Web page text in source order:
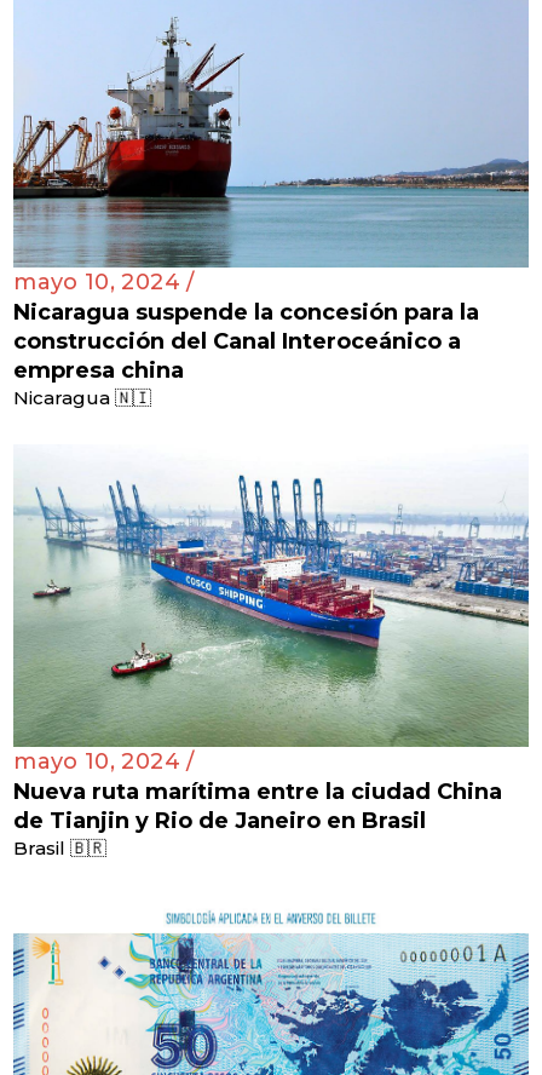
mayo 10, 2024 /
Nicaragua suspende la concesión para la
construcción del Canal Interoceánico a
empresa china
Nicaragua 🇳🇮
mayo 10, 2024 /
Nueva ruta marítima entre la ciudad China
de Tianjin y Rio de Janeiro en Brasil
Brasil 🇧🇷